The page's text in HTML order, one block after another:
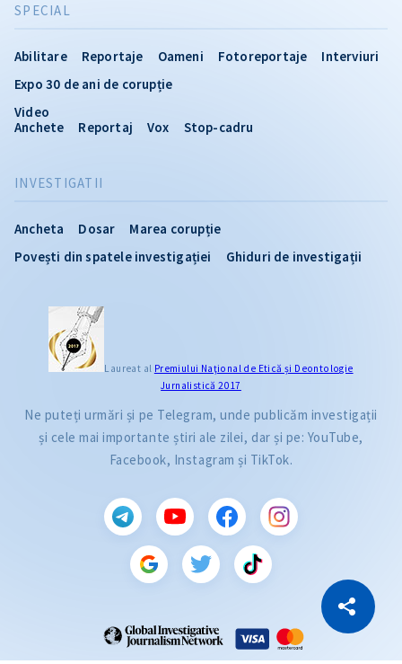
Copiază Link
INVESTIGATII
Ancheta Dosar
Marea corupție
Povești din spatele investigației
Ghiduri de investigații
SPECIAL
Abilitare Reportaje Oameni Fotoreportaje
Interviuri
Expo 30 de ani de corupție
Video
Anchete
Reportaj Vox Stop-cadru
Laureat al Premiului Naţional de Etică și Deontologie
Jurnalistică 2017
Ne puteți urmări și pe Telegram, unde publicăm investigații
și cele mai importante știri ale zilei, dar și pe: YouTube,
Facebook, Instagram și TikTok.